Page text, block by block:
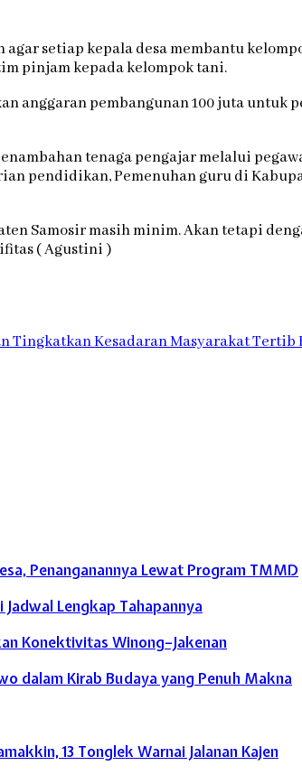
setiap kepala desa membantu
pinjam kepada kelompok tani.
anggaran pembangunan 100 juta untuk
tenaga pengajar melalui
pendidikan, Pemenuhan guru di
Samosir masih minim. Akan tetapi
( Agustini )
Tingkatkan Kesadaran Masyarakat Tertib
Penanganannya Lewat Program TMMD
Jadwal Lengkap Tahapannya
Konektivitas Winong–Jakenan
dalam Kirab Budaya yang Penuh Makna
13 Tonglek Warnai Jalanan Kajen